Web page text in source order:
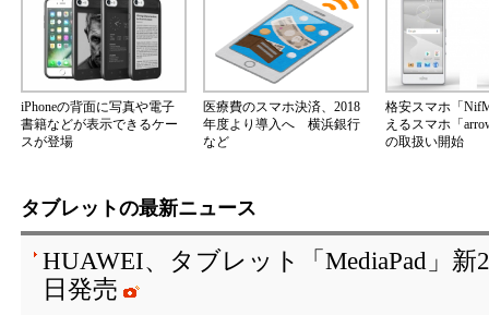
iPhoneの背面に写真や電子
書籍などが表示できるケー
スが登場
医療費のスマホ決済、2018
年度より導入へ 横浜銀行
など
格安スマホ「
えるスマホ「
の取扱い開始
タブレットの最新ニュース
HUAWEI、タブレット「MediaPad」
日発売